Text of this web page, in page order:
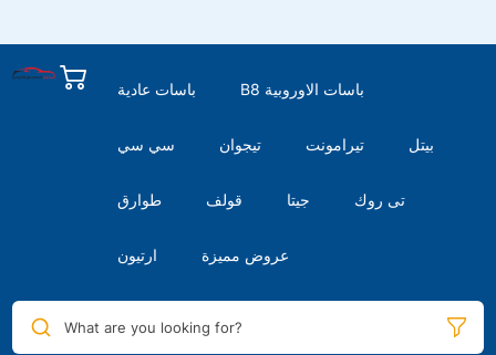
باسات عادية B8 باسات الاوروبية
سي سي تيجوان تيرامونت بيتل
طوارق قولف جيتا تى روك
ارتيون عروض مميزة
What are you looking for?